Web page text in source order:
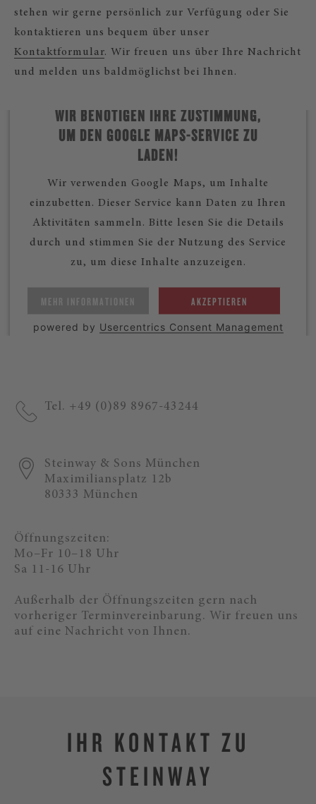
stehen wir gerne persönlich zur Verfügung oder Sie
kontaktieren uns bequem über unser
Kontaktformular. Wir freuen uns über Ihre Nachricht
und melden uns baldmöglichst bei Ihnen.
WIR BENÖTIGEN IHRE ZUSTIMMUNG,
UM DEN GOOGLE MAPS-SERVICE ZU
LADEN!
Wir verwenden Google Maps, um Inhalte
einzubetten. Dieser Service kann Daten zu Ihren
Aktivitäten sammeln. Bitte lesen Sie die Details
durch und stimmen Sie der Nutzung des Service
zu, um diese Inhalte anzuzeigen.
MEHR INFORMATIONEN AKZEPTIEREN
powered by Usercentrics Consent Management
Tel. +49 (0)89 8967-43244
Steinway & Sons München
Maximiliansplatz 12b
80333 München
Öffnungszeiten:
Mo–Fr 10–18 Uhr
Sa 11-16 Uhr
Außerhalb der Öffnungszeiten gern nach
vorheriger Terminvereinbarung. Wir freuen uns
auf eine Nachricht von Ihnen.
IHR KONTAKT ZU
STEINWAY